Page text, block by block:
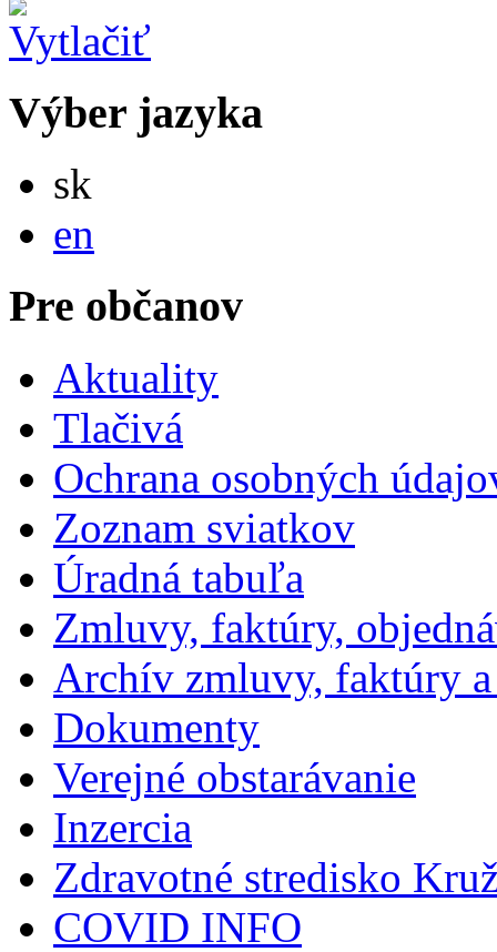
Výber jazyka
sk
en
Pre občanov
Aktuality
Tlačivá
Ochrana osobných
Zoznam sviatkov
Úradná tabuľa
Zmluvy, faktúry,
Archív zmluvy, faktúry
Dokumenty
Verejné obstarávanie
Inzercia
Zdravotné stredisko
COVID INFO